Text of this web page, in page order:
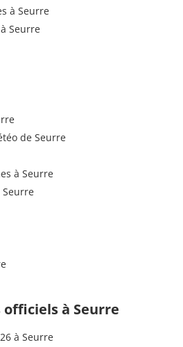
à Seurre
Seurre
de Seurre
à Seurre
à Seurre
à Seurre